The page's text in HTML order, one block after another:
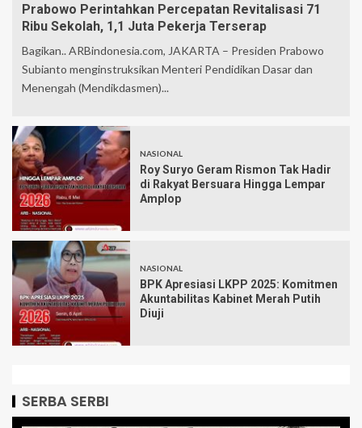
Prabowo Perintahkan Percepatan Revitalisasi 71
Ribu Sekolah, 1,1 Juta Pekerja Terserap
Bagikan.. ARBindonesia.com, JAKARTA – Presiden Prabowo
Subianto menginstruksikan Menteri Pendidikan Dasar dan
Menengah (Mendikdasmen)...
NASIONAL
Roy Suryo Geram Rismon Tak Hadir
di Rakyat Bersuara Hingga Lempar
Amplop
NASIONAL
BPK Apresiasi LKPP 2025: Komitmen
Akuntabilitas Kabinet Merah Putih
Diuji
SERBA SERBI